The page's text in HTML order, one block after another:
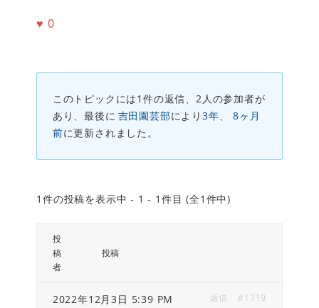
♥ 0
このトピックには1件の返信、2人の参加者が
あり、最後に 吉田園芸部により 3年、 8ヶ月
前に更新されました。
1件の投稿を表示中 - 1 - 1件目 (全1件中)
投
稿
者
投稿
2022年12月3日 5:39 PM #1719
返信